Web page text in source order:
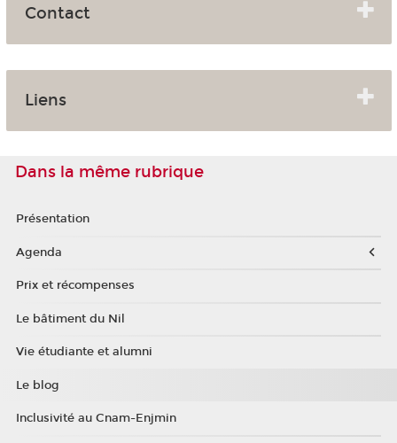
Contact
Liens
Dans la même rubrique
Présentation
Agenda
Prix et récompenses
Le bâtiment du Nil
Vie étudiante et alumni
Le blog
Inclusivité au Cnam-Enjmin